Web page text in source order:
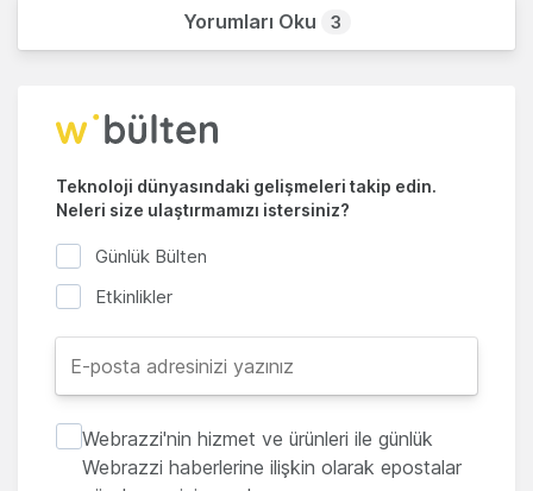
Yorumları Oku 3
Teknoloji dünyasındaki gelişmeleri takip edin.
Neleri size ulaştırmamızı istersiniz?
Günlük Bülten
Etkinlikler
Webrazzi'nin hizmet ve ürünleri ile günlük
Webrazzi haberlerine ilişkin olarak epostalar